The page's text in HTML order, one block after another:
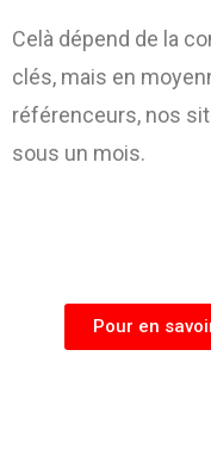
Celà dépend de la
clés, mais en
référenceurs, nos
sous un mois.
Pour en